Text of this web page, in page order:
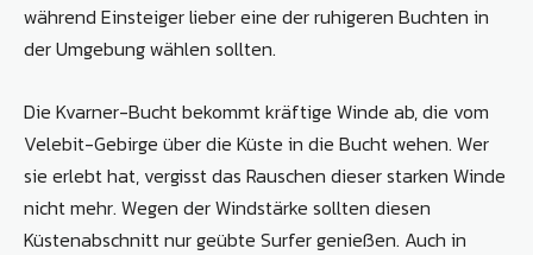
während Einsteiger lieber eine der ruhigeren Buchten in
der Umgebung wählen sollten.
Die Kvarner-Bucht bekommt kräftige Winde ab, die vom
Velebit-Gebirge über die Küste in die Bucht wehen. Wer
sie erlebt hat, vergisst das Rauschen dieser starken Winde
nicht mehr. Wegen der Windstärke sollten diesen
Küstenabschnitt nur geübte Surfer genießen. Auch in